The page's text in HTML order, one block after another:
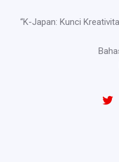
“K-Japan: Kunci